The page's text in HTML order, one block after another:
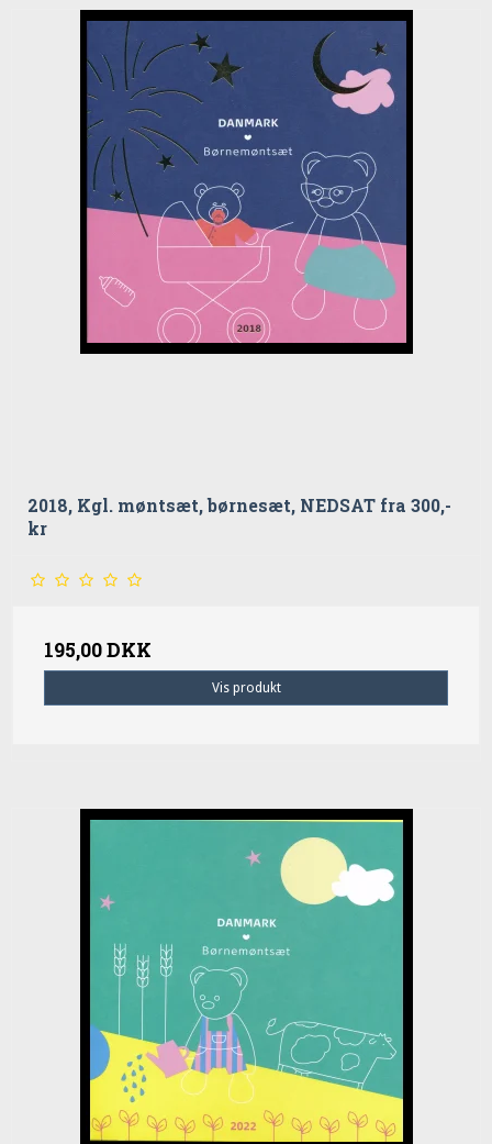
2018, Kgl. møntsæt, børnesæt, NEDSAT fra 300,-
kr
195,00 DKK
Vis produkt